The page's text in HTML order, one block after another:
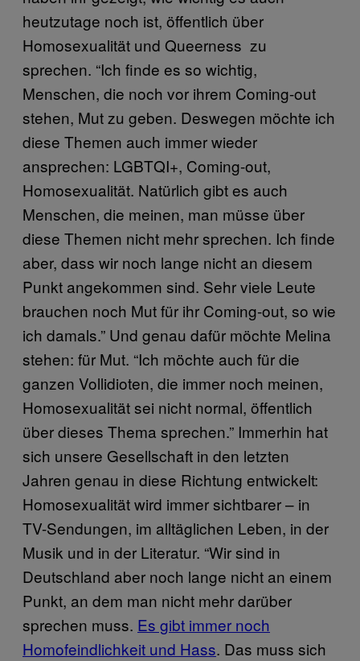
heutzutage noch ist, öffentlich über
Homosexualität und Queerness zu
sprechen. “Ich finde es so wichtig,
Menschen, die noch vor ihrem Coming-out
stehen, Mut zu geben. Deswegen möchte ich
diese Themen auch immer wieder
ansprechen: LGBTQI+, Coming-out,
Homosexualität. Natürlich gibt es auch
Menschen, die meinen, man müsse über
diese Themen nicht mehr sprechen. Ich finde
aber, dass wir noch lange nicht an diesem
Punkt angekommen sind. Sehr viele Leute
brauchen noch Mut für ihr Coming-out, so wie
ich damals.” Und genau dafür möchte Melina
stehen: für Mut. “Ich möchte auch für die
ganzen Vollidioten, die immer noch meinen,
Homosexualität sei nicht normal, öffentlich
über dieses Thema sprechen.” Immerhin hat
sich unsere Gesellschaft in den letzten
Jahren genau in diese Richtung entwickelt:
Homosexualität wird immer sichtbarer – in
TV-Sendungen, im alltäglichen Leben, in der
Musik und in der Literatur. “Wir sind in
Deutschland aber noch lange nicht an einem
Punkt, an dem man nicht mehr darüber
sprechen muss. Es gibt immer noch
Homofeindlichkeit und Hass. Das muss sich